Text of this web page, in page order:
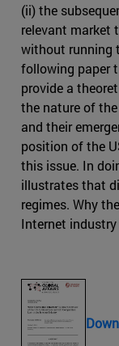
(ii) the
relevant market
without running
following paper
provide a
the nature of
and their
position of the
this issue. In
illustrates that
regimes. Why
Internet